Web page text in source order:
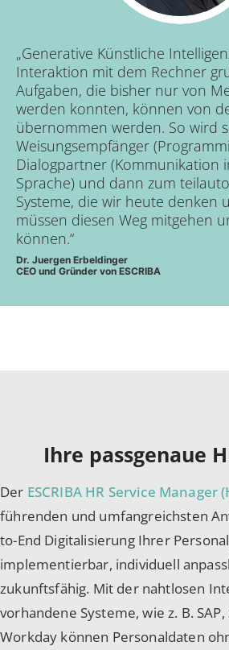
„Generative Künstliche
Interaktion mit dem Rechner
Aufgaben, die bisher nur von
werden konnten, können von
übernommen werden. So wird
Weisungsempfänger
Dialogpartner (Kommunikation
Sprache) und dann zum
Systeme, die wir heute denken
müssen diesen Weg mitgehen
können.“
Dr. Juergen Erbeldinger
CEO und Gründer von ESCRIBA
Ihre passgenaue
Der ESCRIBA HR Service Manager
führenden und umfangreichsten
to-End Digitalisierung Ihrer
implementierbar, individuell
zukunftsfähig. Mit der nahtlosen
vorhandene Systeme, wie z. B.
Workday können Personaldaten